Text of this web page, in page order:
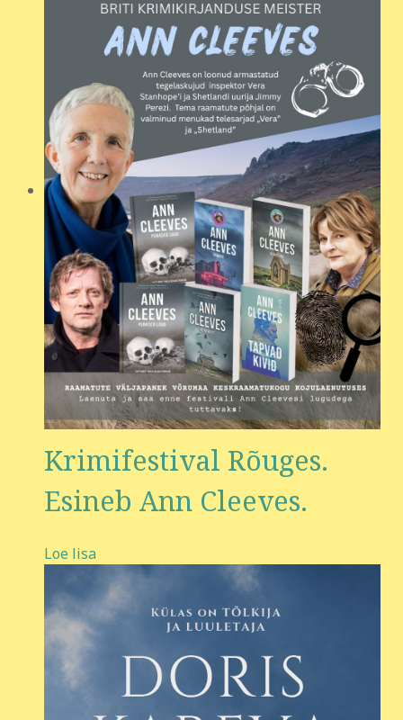
Krimifestival Rõuges.
Esineb Ann Cleeves.
Loe lisa